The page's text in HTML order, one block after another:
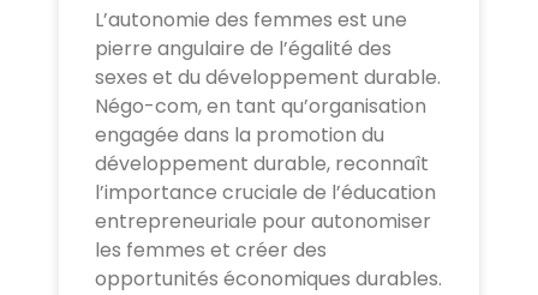
L’autonomie des femmes est une
pierre angulaire de l’égalité des
sexes et du développement durable.
Négo-com, en tant qu’organisation
engagée dans la promotion du
développement durable, reconnaît
l’importance cruciale de l’éducation
entrepreneuriale pour autonomiser
les femmes et créer des
opportunités économiques durables.